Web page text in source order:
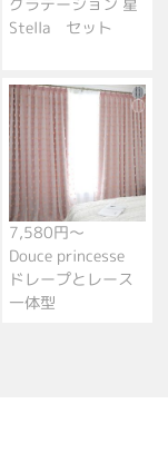
Stella セット
7,580円～
Douce princesse
ドレープとレース
一体型